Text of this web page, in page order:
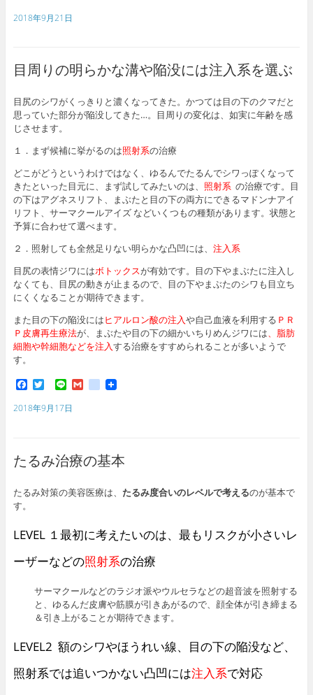
c
o
k
i
t
r
n
e
b
o
k
m
k
2018年9月21日
目周りの明らかな溝や陥没には注入系を選ぶ
目尻のシワがくっきりと濃くなってきた。かつては目の下のクマだと
思っていた部分が陥没してきた…。目周りの変化は、如実に年齢を感
じさせます。
１．まず候補に挙がるのは照射系の治療
どこがどうというわけではなく、ゆるんでたるんでシワっぽくなって
きたといった目元に、まず試してみたいのは、 照射系 の治療です。目
の下はアグネスリフト、まぶたと目の下の両方にできるマドンナアイ
リフト、サーマクールアイズ などいくつもの種類があります。状態と
予算に合わせて選べます。
２．照射しても全然足りない明らかな凸凹には、 注入系
目尻の表情ジワにはボトックスが有効です。目の下やまぶたに注入し
なくても、目尻の動きが止まるので、目の下やまぶたのシワも目立ち
にくくなることが期待できます。
また目の下の陥没にはヒアルロン酸の注入や自己血液を利用する ＰＲ
Ｐ皮膚再生療法が、まぶたや目の下の細かいちりめんジワには、脂肪
細胞や幹細胞などを注入する治療をすすめられることが多いようで
す。
F
a
c
k
T
w
i
t
L
i
n
e
G
m
g
o
_
b
o
k
r
k
s
2018年9月17日
たるみ治療の基本
たるみ対策の美容医療は、 たるみ度合いのレベルで考えるのが基本で
す。
LEVEL １最初に考えたいのは、最もリスクが小さいレ
ーザーなどの照射系の治療
サーマクールなどのラジオ派やウルセラなどの超音波を照射する
と、ゆるんだ皮膚や筋膜が引きあがるので、顔全体が引き締まる
＆引き上がることが期待できます。
LEVEL2 額のシワやほうれい線、目の下の陥没など、
照射系では追いつかない凸凹には注入系で対応